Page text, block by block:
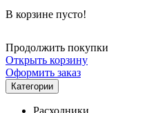
В корзине пусто!
Продолжить покупки
Открыть корзину
Оформить заказ
Категории
Расходники